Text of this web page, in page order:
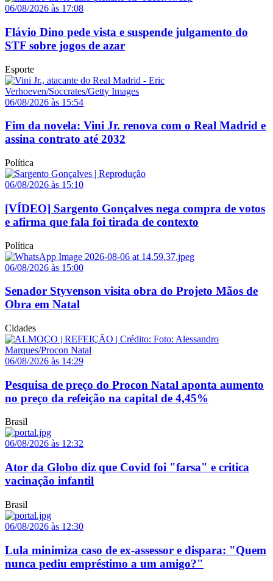
06/08/2026 às 17:08
Flávio Dino pede vista e suspende julgamento do
STF sobre jogos de azar
Esporte
06/08/2026 às 15:54
Fim da novela: Vini Jr. renova com o Real Madrid e
assina contrato até 2032
Política
06/08/2026 às 15:10
[VÍDEO] Sargento Gonçalves nega compra de votos
e afirma que fala foi tirada de contexto
Política
06/08/2026 às 15:00
Senador Styvenson visita obra do Projeto Mãos de
Obra em Natal
Cidades
06/08/2026 às 14:29
Pesquisa de preço do Procon Natal aponta aumento
no preço da refeição na capital de 4,45%
Brasil
06/08/2026 às 12:32
Ator da Globo diz que Covid foi "farsa" e critica
vacinação infantil
Brasil
06/08/2026 às 12:30
Lula minimiza caso de ex-assessor e dispara: "Quem
nunca pediu empréstimo a um amigo?"